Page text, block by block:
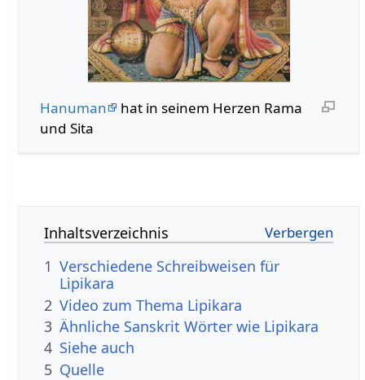
Hanuman
hat in seinem Herzen Rama
und Sita
Inhaltsverzeichnis
1 Verschiedene Schreibweisen für
Lipikara
2 Video zum Thema Lipikara
3 Ähnliche Sanskrit Wörter wie Lipikara
4 Siehe auch
5 Quelle